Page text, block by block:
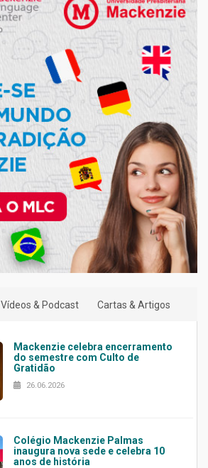
Vídeos & Podcast Cartas & Artigos
Mackenzie celebra encerramento
do semestre com Culto de
Gratidão
26.06.2026
Colégio Mackenzie Palmas
inaugura nova sede e celebra 10
anos de história